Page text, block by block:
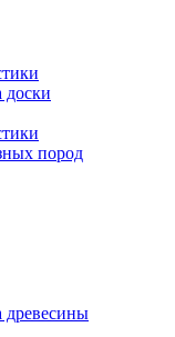
доски
пород
древесины